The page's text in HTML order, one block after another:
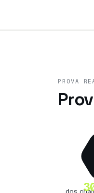
PROVA